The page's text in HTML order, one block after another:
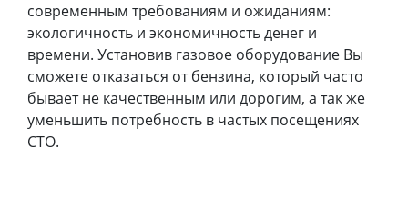
современным требованиям и ожиданиям:
экологичность и экономичность денег и
времени. Установив газовое оборудование Вы
сможете отказаться от бензина, который часто
бывает не качественным или дорогим, а так же
уменьшить потребность в частых посещениях
СТО.